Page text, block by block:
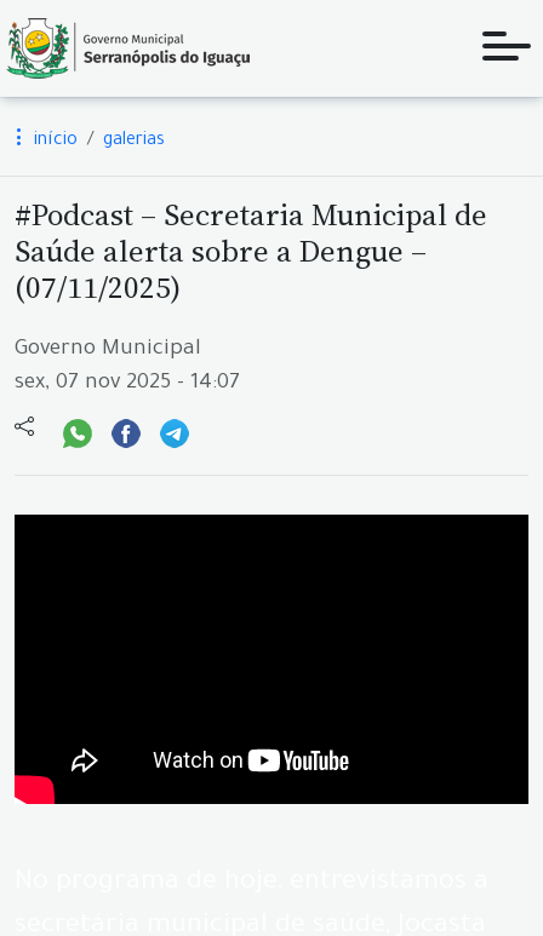
início galerias
#Podcast – Secretaria Municipal de
Saúde alerta sobre a Dengue –
(07/11/2025)
Governo Municipal
sex, 07 nov 2025 - 14:07